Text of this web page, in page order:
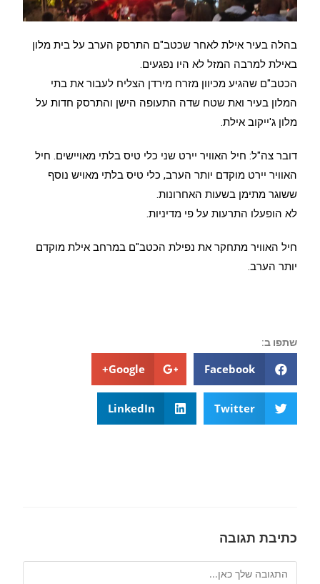
בהלה בעיר אילת לאחר שכטב"ם התרסק הערב על בית מלון
באילת למרבה המזל לא היו נפגעים.
הכטב"ם שהגיע מכיוון מזרח מירדן הצליח לעבור את בתי
המלון בעיר ואת שטח שדה התעופה הישן והתרסק חדות על
מלון ג'ייקוב אילת.
דובר צה"ל: חיל האוויר יירט שני כלי טיס בלתי מאויישים. חיל
האוויר יירט מוקדם יותר הערב, כלי טיס בלתי מאויש נוסף
ששוגר מתימן בשעות האחרונות.
לא הופעלו התרעות על פי מדיניות.
חיל האוויר מתחקר את נפילת הכטב"ם במרחב אילת מוקדם
יותר הערב.
שתפו ב:
Facebook
Google+
Twitter
LinkedIn
כתיבת תגובה